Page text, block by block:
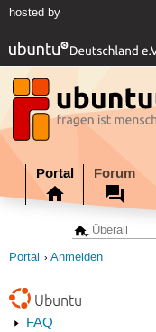
hosted by
Portal Forum
Portal Anmelden
Ubuntu
FAQ